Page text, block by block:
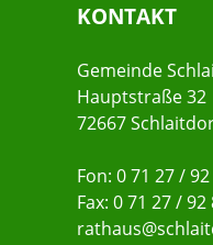
KONTAKT
Gemeinde
Hauptstraße 32
72667
Fon: 0 71 27 /
Fax: 0 71 27 / 92